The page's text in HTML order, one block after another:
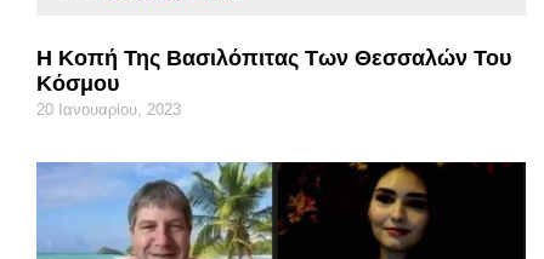
Η Κοπή Της Βασιλόπιτας Των Θεσσαλών Του
Κόσμου
20 Ιανουαρίου, 2023